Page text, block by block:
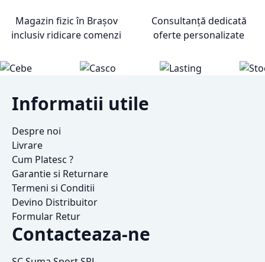
Magazin fizic în Brașov
inclusiv ridicare comenzi
Consultanță dedicată
oferte personalizate
Informatii utile
Despre noi
Livrare
Cum Platesc ?
Garantie si Returnare
Termeni si Conditii
Devino Distribuitor
Formular Retur
Contacteaza-ne